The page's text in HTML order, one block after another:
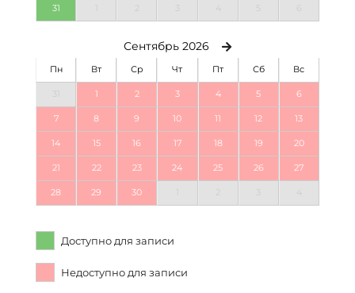
31
Сентябрь 2026
Пн Вт Ср Чт Пт Сб Вс
1 2 3 4 5 6
7 8 9 10 11 12 13
14 15 16 17 18 19 20
21 22 23 24 25 26 27
28 29 30
Доступно для записи
Недоступно для записи